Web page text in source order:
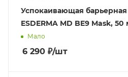
Успокаивающая
ESDERMA MD BE9 Mask, 50
Мало
6 290 ₽/шт